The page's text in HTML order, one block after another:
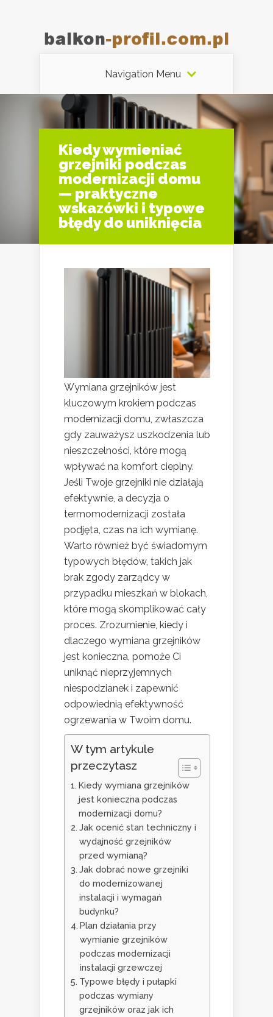
Navigation Menu
Kiedy wymieniać
grzejniki podczas
modernizacji domu
— praktyczne
wskazówki i typowe
błędy do uniknięcia
Wymiana grzejników jest
kluczowym krokiem podczas
modernizacji domu, zwłaszcza
gdy zauważysz uszkodzenia lub
nieszczelności, które mogą
wpływać na komfort cieplny.
Jeśli Twoje grzejniki nie działają
efektywnie, a decyzja o
termomodernizacji została
podjęta, czas na ich wymianę.
Warto również być świadomym
typowych błędów, takich jak
brak zgody zarządcy w
przypadku mieszkań w blokach,
które mogą skomplikować cały
proces. Zrozumienie, kiedy i
dlaczego wymiana grzejników
jest konieczna, pomoże Ci
uniknąć nieprzyjemnych
niespodzianek i zapewnić
odpowiednią efektywność
ogrzewania w Twoim domu.
W tym artykule
przeczytasz
Kiedy wymiana grzejników
jest konieczna podczas
modernizacji domu?
Jak ocenić stan techniczny i
wydajność grzejników
przed wymianą?
Jak dobrać nowe grzejniki
do modernizowanej
instalacji i wymagań
budynku?
Plan działania przy
wymianie grzejników
podczas modernizacji
instalacji grzewczej
Typowe błędy i pułapki
podczas wymiany
grzejników oraz jak ich